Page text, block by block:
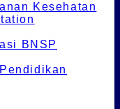
Kesehatan
BNSP